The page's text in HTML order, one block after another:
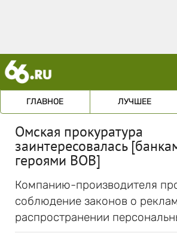
ГЛАВНОЕ ЛУЧШЕЕ
Омская прокуратура
заинтересовалась
героями ВОВ]
Компанию-производителя
соблюдение законов о
распространении